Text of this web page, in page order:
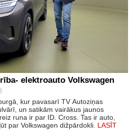
elektroauto Volkswagen
kur pavasarī TV Autoziņas
un satikām vairākus jaunos
runa ir par ID. Cross. Tas ir auto,
par Volkswagen dižpārdokli. LASĪT